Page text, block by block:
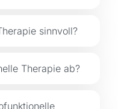
sinnvoll?
Therapie ab?